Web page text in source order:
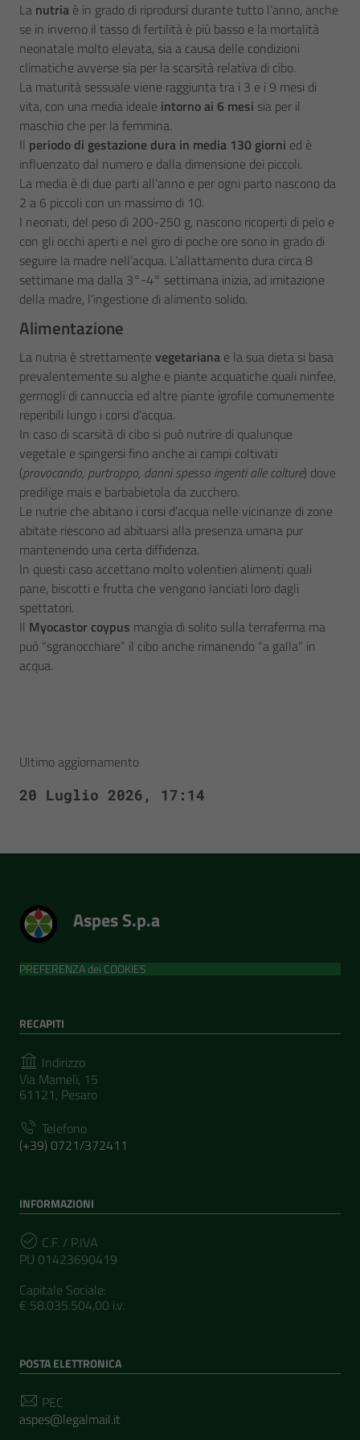
La nutria è in grado di riprodursi durante tutto l’anno, anche
se in inverno il tasso di fertilità è più basso e la mortalità
neonatale molto elevata, sia a causa delle condizioni
climatiche avverse sia per la scarsità relativa di cibo.
La maturità sessuale viene raggiunta tra i 3 e i 9 mesi di
vita, con una media ideale intorno ai 6 mesi sia per il
maschio che per la femmina.
Il periodo di gestazione dura in media 130 giorni ed è
influenzato dal numero e dalla dimensione dei piccoli.
La media è di due parti all’anno e per ogni parto nascono da
2 a 6 piccoli con un massimo di 10.
I neonati, del peso di 200-250 g, nascono ricoperti di pelo e
con gli occhi aperti e nel giro di poche ore sono in grado di
seguire la madre nell’acqua. L’allattamento dura circa 8
settimane ma dalla 3°-4° settimana inizia, ad imitazione
della madre, l’ingestione di alimento solido.
Alimentazione
La nutria è strettamente vegetariana e la sua dieta si basa
prevalentemente su alghe e piante acquatiche quali ninfee,
germogli di cannuccia ed altre piante igrofile comunemente
reperibili lungo i corsi d’acqua.
In caso di scarsità di cibo si può nutrire di qualunque
vegetale e spingersi fino anche ai campi coltivati
(provocando, purtroppo, danni spesso ingenti alle colture) dove
predilige mais e barbabietola da zucchero.
Le nutrie che abitano i corsi d’acqua nelle vicinanze di zone
abitate riescono ad abituarsi alla presenza umana pur
mantenendo una certa diffidenza.
In questi caso accettano molto volentieri alimenti quali
pane, biscotti e frutta che vengono lanciati loro dagli
spettatori.
Il Myocastor coypus mangia di solito sulla terraferma ma
può “sgranocchiare” il cibo anche rimanendo “a galla” in
acqua.
Ultimo aggiornamento
20 Luglio 2026, 17:14
Aspes S.p.a
PREFERENZA dei COOKIES
RECAPITI
Indirizzo
Via Mameli, 15
61121, Pesaro
Telefono
(+39) 0721/372411
INFORMAZIONI
C.F. / P.IVA
PU 01423690419
Capitale Sociale:
€ 58.035.504,00 i.v.
POSTA ELETTRONICA
PEC
aspes@legalmail.it